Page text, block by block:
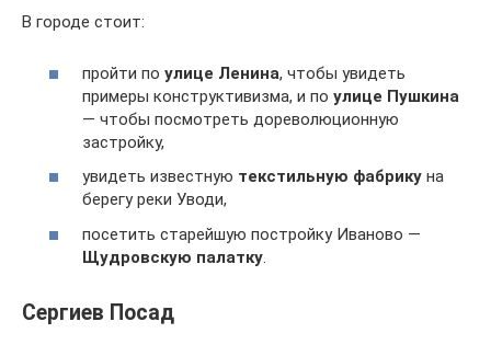
В городе стоит:
пройти по улице Ленина, чтобы увидеть
примеры конструктивизма, и по улице Пушкина
— чтобы посмотреть дореволюционную
застройку,
увидеть известную текстильную фабрику на
берегу реки Уводи,
посетить старейшую постройку Иваново —
Щудровскую палатку
Сергиев Посад